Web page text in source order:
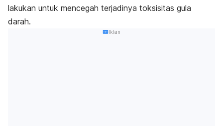
lakukan untuk mencegah terjadinya toksisitas gula
darah.
Iklan